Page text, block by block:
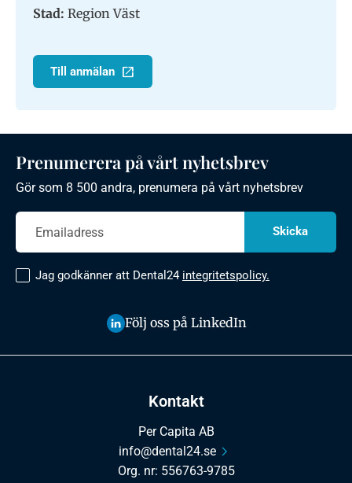
Stad: Region Väst
Till anmälan
Kontakt
Per Capita AB
info@dental24.se
Org. nr: 556763-9785
Prenumerera på vårt nyhetsbrev
Gör som 8 500 andra, prenumera på vårt nyhetsbrev
Jag godkänner att Dental24 integritetspolicy.
Följ oss på LinkedIn